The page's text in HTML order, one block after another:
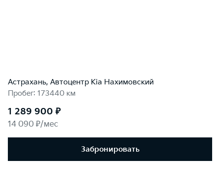
Астрахань, Автоцентр Kia Нахимовский
Пробег: 173440 км
1 289 900 ₽
14 090 ₽/мес
Забронировать